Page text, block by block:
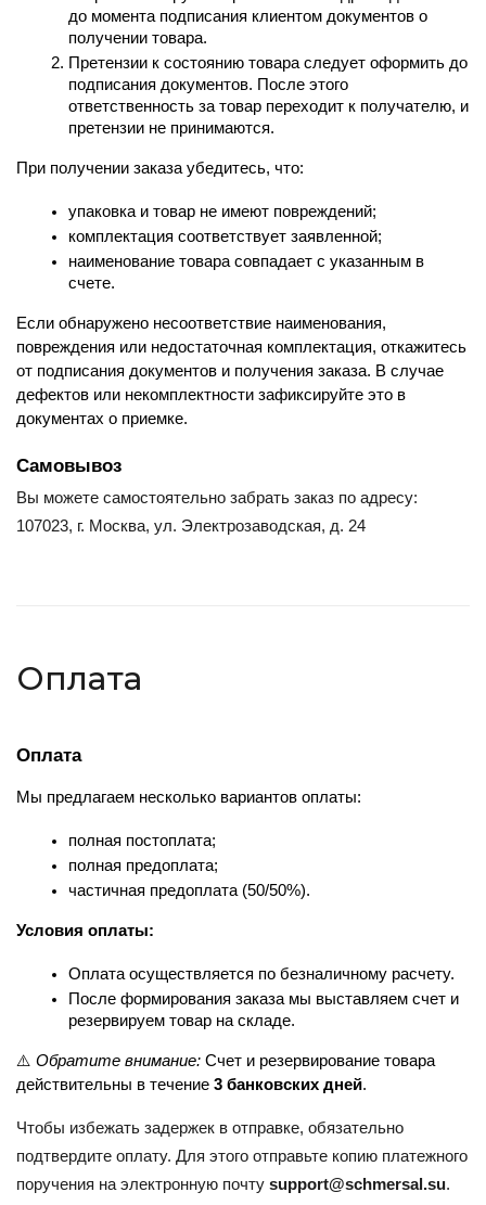
до момента подписания клиентом документов о
получении товара.
Претензии к состоянию товара следует оформить до
подписания документов. После этого
ответственность за товар переходит к получателю, и
претензии не принимаются.
При получении заказа убедитесь, что:
упаковка и товар не имеют повреждений;
комплектация соответствует заявленной;
наименование товара совпадает с указанным в
счете.
Если обнаружено несоответствие наименования,
повреждения или недостаточная комплектация, откажитесь
от подписания документов и получения заказа. В случае
дефектов или некомплектности зафиксируйте это в
документах о приемке.
Самовывоз
Вы можете самостоятельно забрать заказ по адресу:
107023, г. Москва, ул. Электрозаводская, д. 24
Оплата
Оплата
Мы предлагаем несколько вариантов оплаты:
полная постоплата;
полная предоплата;
частичная предоплата (50/50%).
Условия оплаты:
Оплата осуществляется по безналичному расчету.
После формирования заказа мы выставляем счет и
резервируем товар на складе.
⚠️ Обратите внимание: Счет и резервирование товара
действительны в течение 3 банковских дней.
Чтобы избежать задержек в отправке, обязательно
подтвердите оплату. Для этого отправьте копию платежного
поручения на электронную почту support@schmersal.su.